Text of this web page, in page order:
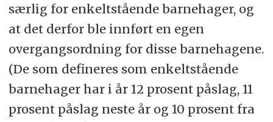
særlig for enkeltstående barnehager, og
at det derfor ble innført en egen
overgangsordning for disse barnehagene.
(De som defineres som enkeltstående
barnehager har i år 12 prosent påslag, 11
prosent påslag neste år og 10 prosent fra